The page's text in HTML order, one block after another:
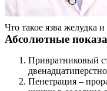
Что такое язва желудка
Абсолютные
Привратниковый
Пенетрация –